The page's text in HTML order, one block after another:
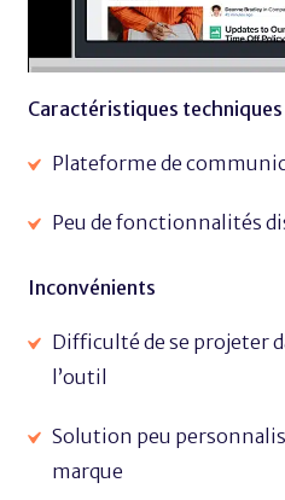
Caractéristiques techniques
Plateforme de
Peu de fonctionnalités
Inconvénients
Difficulté de se projeter
l’outil
Solution peu
marque